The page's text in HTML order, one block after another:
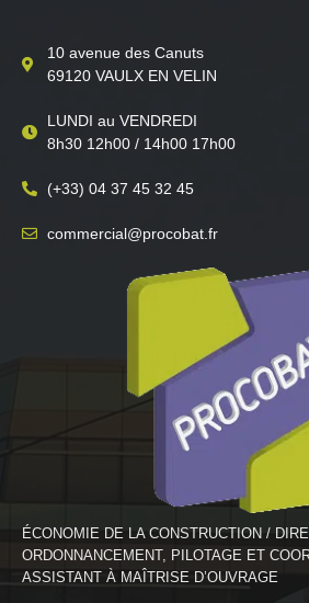
10 avenue des Canuts
69120 VAULX EN VELIN
LUNDI au VENDREDI
8h30 12h00 / 14h00 17h00
(+33) 04 37 45 32 45
commercial@procobat.fr
ÉCONOMIE DE LA CONSTRUCTION /
ORDONNANCEMENT, PILOTAGE ET
ASSISTANT À MAÎTRISE D’OUVRAGE